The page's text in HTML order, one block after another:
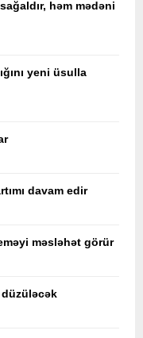
həm mədəni
yeni üsulla
davam edir
məsləhət görür